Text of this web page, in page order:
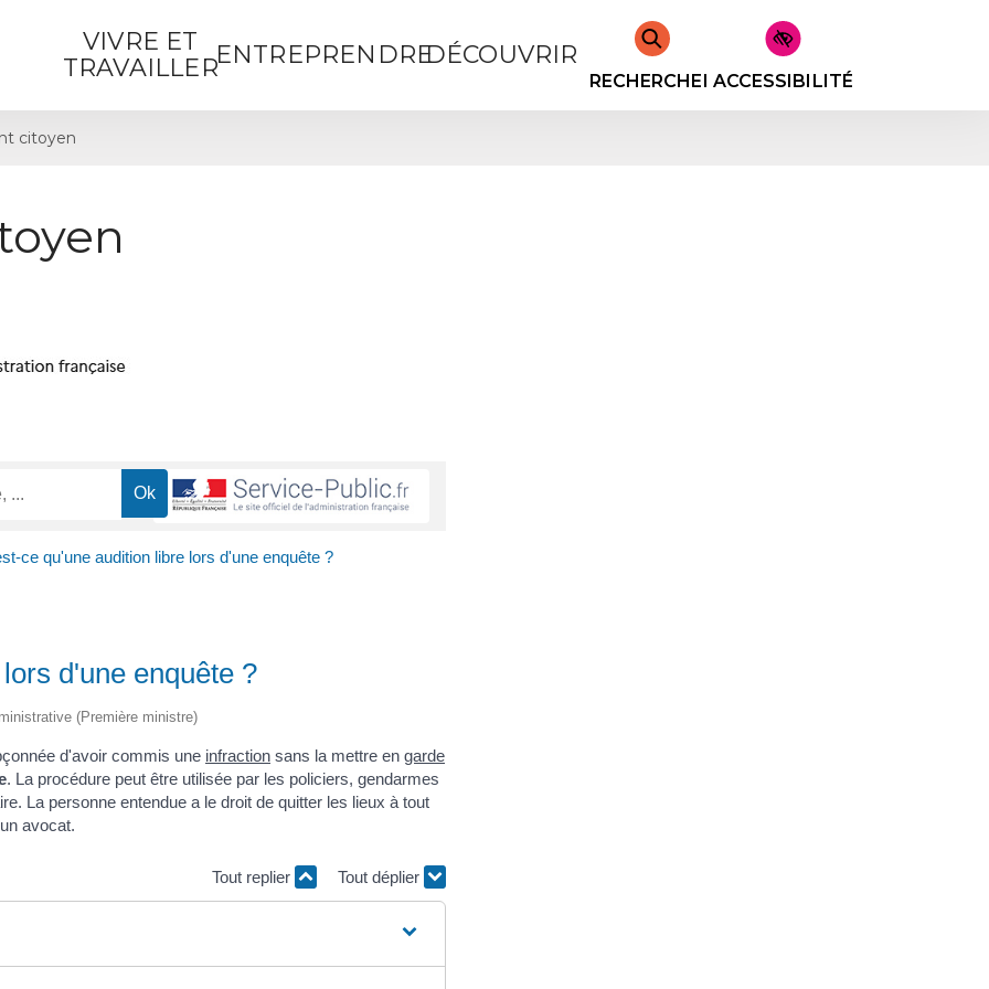
VIVRE ET
TRAVAILLERENTREPRENDREDÉCOUVRIR
RECHERCHERACCESSIBILITÉ
citoyen
ce qu'une audition libre lors d'une enquête ?
d'une enquête ?
(Première ministre)
d'avoir commis une infraction sans la mettre en garde
. La procédure peut être utilisée par les policiers, gendarmes
La personne entendue a le droit de quitter les lieux à tout
avocat.
Tout replier Tout déplier